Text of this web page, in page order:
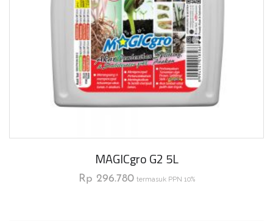
MAGICgro G2 5L
Rp 296.780 termasuk PPN 10%